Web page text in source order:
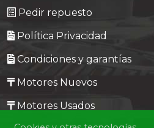
Pedir repuesto
Política Privacidad
Condiciones y garantías
Motores Nuevos
Motores Usados